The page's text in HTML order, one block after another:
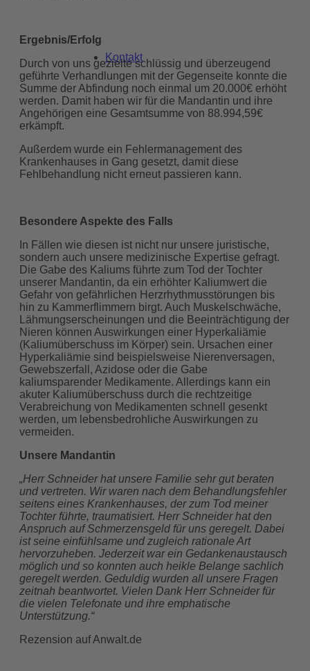
Kontakt
Ergebnis/Erfolg
Durch von uns gezielte schlüssig und überzeugend
geführte Verhandlungen mit der Gegenseite konnte die
Summe der Abfindung noch einmal um 20.000€ erhöht
werden. Damit haben wir für die Mandantin und ihre
Angehörigen eine Gesamtsumme von 88.994,59€
erkämpft.
Außerdem wurde ein Fehlermanagement des
Krankenhauses in Gang gesetzt, damit diese
Fehlbehandlung nicht erneut passieren kann.
Besondere Aspekte des Falls
In Fällen wie diesen ist nicht nur unsere juristische,
sondern auch unsere medizinische Expertise gefragt.
Die Gabe des Kaliums führte zum Tod der Tochter
unserer Mandantin, da ein erhöhter Kaliumwert die
Gefahr von gefährlichen Herzrhythmusstörungen bis
hin zu Kammerflimmern birgt. Auch Muskelschwäche,
Lähmungserscheinungen und die Beeinträchtigung der
Nieren können Auswirkungen einer Hyperkaliämie
(Kaliumüberschuss im Körper) sein. Ursachen einer
Hyperkaliämie sind beispielsweise Nierenversagen,
Gewebszerfall, Azidose oder die Gabe
kaliumsparender Medikamente. Allerdings kann ein
akuter Kaliumüberschuss durch die rechtzeitige
Verabreichung von Medikamenten schnell gesenkt
werden, um lebensbedrohliche Auswirkungen zu
vermeiden.
Unsere Mandantin
„Herr Schneider hat unsere Familie sehr gut beraten
und vertreten. Wir waren nach dem Behandlungsfehler
seitens eines Krankenhauses, der zum Tod meiner
Tochter führte, traumatisiert. Herr Schneider hat den
Anspruch auf Schmerzensgeld für uns geregelt. Dabei
ist seine einfühlsame und zugleich rationale Art
hervorzuheben. Jederzeit war ein Gedankenaustausch
möglich und so konnten auch heikle Belange sachlich
geregelt werden. Geduldig wurden all unsere Fragen
zeitnah beantwortet. Vielen Dank Herr Schneider für
die vielen Telefonate und ihre emphatische
Unterstützung.“
Rezension auf Anwalt.de